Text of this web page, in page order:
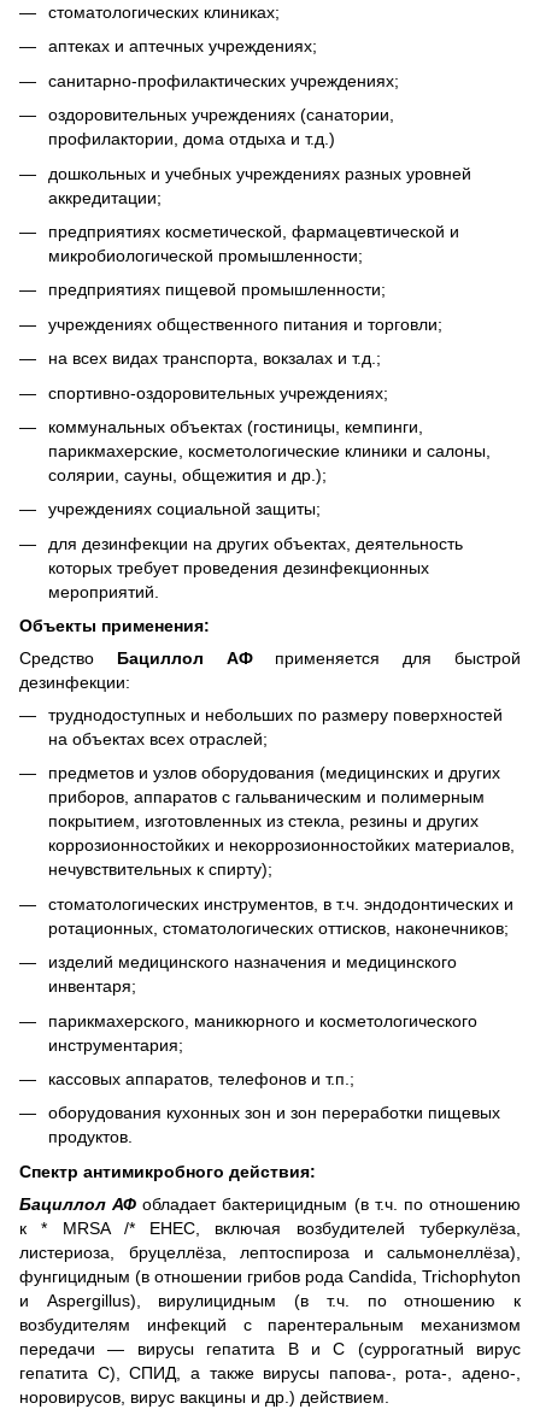
стоматологических клиниках;
аптеках и аптечных учреждениях;
санитарно-профилактических учреждениях;
оздоровительных учреждениях (санатории,
профилактории, дома отдыха и т.д.)
дошкольных и учебных учреждениях разных уровней
аккредитации;
предприятиях косметической, фармацевтической и
микробиологической промышленности;
предприятиях пищевой промышленности;
учреждениях общественного питания и торговли;
на всех видах транспорта, вокзалах и т.д.;
спортивно-оздоровительных учреждениях;
коммунальных объектах (гостиницы, кемпинги,
парикмахерские, косметологические клиники и салоны,
солярии, сауны, общежития и др.);
учреждениях социальной защиты;
для дезинфекции на других объектах, деятельность
которых требует проведения дезинфекционных
мероприятий.
Объекты применения:
Средство Бациллол АФприменяется для быстрой
дезинфекции:
труднодоступных и небольших по размеру поверхностей
на объектах всех отраслей;
предметов и узлов оборудования (медицинских и других
приборов, аппаратов с гальваническим и полимерным
покрытием, изготовленных из стекла, резины и других
коррозионностойких и некоррозионностойких материалов,
нечувствительных к спирту);
стоматологических инструментов, в т.ч. эндодонтических и
ротационных, стоматологических оттисков, наконечников;
изделий медицинского назначения и медицинского
инвентаря;
парикмахерского, маникюрного и косметологического
инструментария;
кассовых аппаратов, телефонов и т.п.;
оборудования кухонных зон и зон переработки пищевых
продуктов.
Спектр антимикробного действия:
Бациллол АФ обладает бактерицидным (в т.ч. по отношению
к * MRSA /* EHEC, включая возбудителей туберкулёза,
листериоза, бруцеллёза, лептоспироза и сальмонеллёза),
фунгицидным (в отношении грибов рода Candida, Trichophyton
и Aspergillus), вирулицидным (в т.ч. по отношению к
возбудителям инфекций с парентеральным механизмом
передачи — вирусы гепатита B и C (суррогатный вирус
гепатита C), СПИД, а также вирусы папова-, рота-, адено-,
норовирусов, вирус вакцины и др.) действием.